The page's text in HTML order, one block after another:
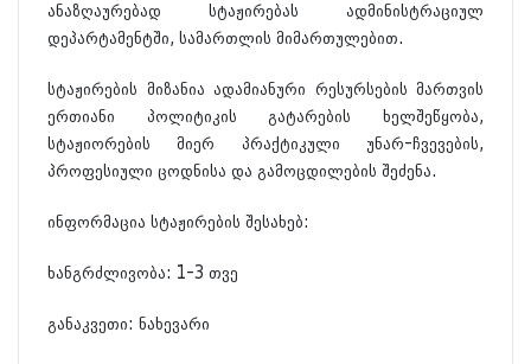
ანაზღაურებად სტაჟირებას ადმინისტრაციულ
დეპარტამენტში, სამართლის მიმართულებით.
სტაჟირების მიზანია ადამიანური რესურსების მართვის
ერთიანი პოლიტიკის გატარების ხელშეწყობა,
სტაჟიორების მიერ პრაქტიკული უნარ-ჩვევების,
პროფესიული ცოდნისა და გამოცდილების შეძენა.
ინფორმაცია სტაჟირების შესახებ:
ხანგრძლივობა: 1-3 თვე
განაკვეთი: ნახევარი